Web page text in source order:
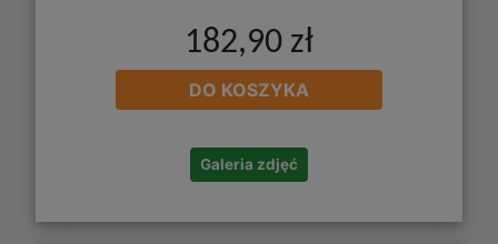
182,90 zł
DO KOSZYKA
Galeria zdjęć